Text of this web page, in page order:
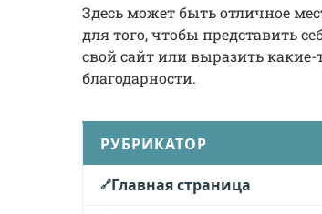
Здесь может быть отличное
для того, чтобы представить
свой сайт или выразить какие-
благодарности.
РУБРИКАТОР
Главная страница